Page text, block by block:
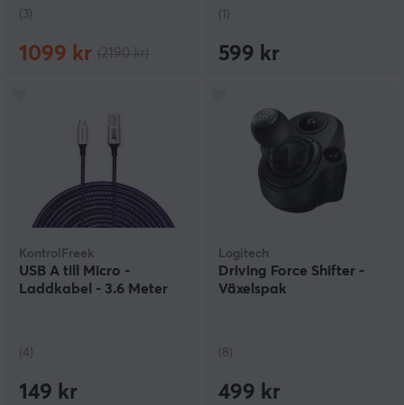
(3)
1099 kr
(1)
599 kr
KontrolFreek
USB A till Micro -
Laddkabel - 3.6 Meter
(4)
149 kr
Logitech
Driving Force Shifter -
Växelspak
(8)
499 kr